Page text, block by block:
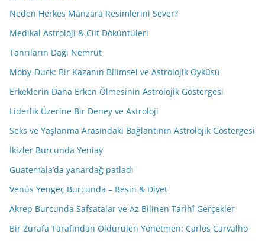
Neden Herkes Manzara Resimlerini Sever?
Medikal Astroloji & Cilt Döküntüleri
Tanrıların Dağı Nemrut
Moby-Duck: Bir Kazanın Bilimsel ve Astrolojik Öyküsü
Erkeklerin Daha Erken Ölmesinin Astrolojik Göstergesi
Liderlik Üzerine Bir Deney ve Astroloji
Seks ve Yaşlanma Arasındaki Bağlantının Astrolojik Göstergesi
İkizler Burcunda Yeniay
Guatemala’da yanardağ patladı
Venüs Yengeç Burcunda – Besin & Diyet
Akrep Burcunda Safsatalar ve Az Bilinen Tarihî Gerçekler
Bir Zürafa Tarafından Öldürülen Yönetmen: Carlos Carvalho